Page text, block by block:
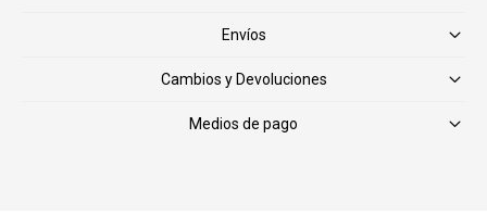
Envíos
Cambios y Devoluciones
Medios de pago